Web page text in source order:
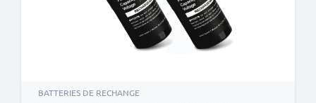
BATTERIES DE RECHANGE